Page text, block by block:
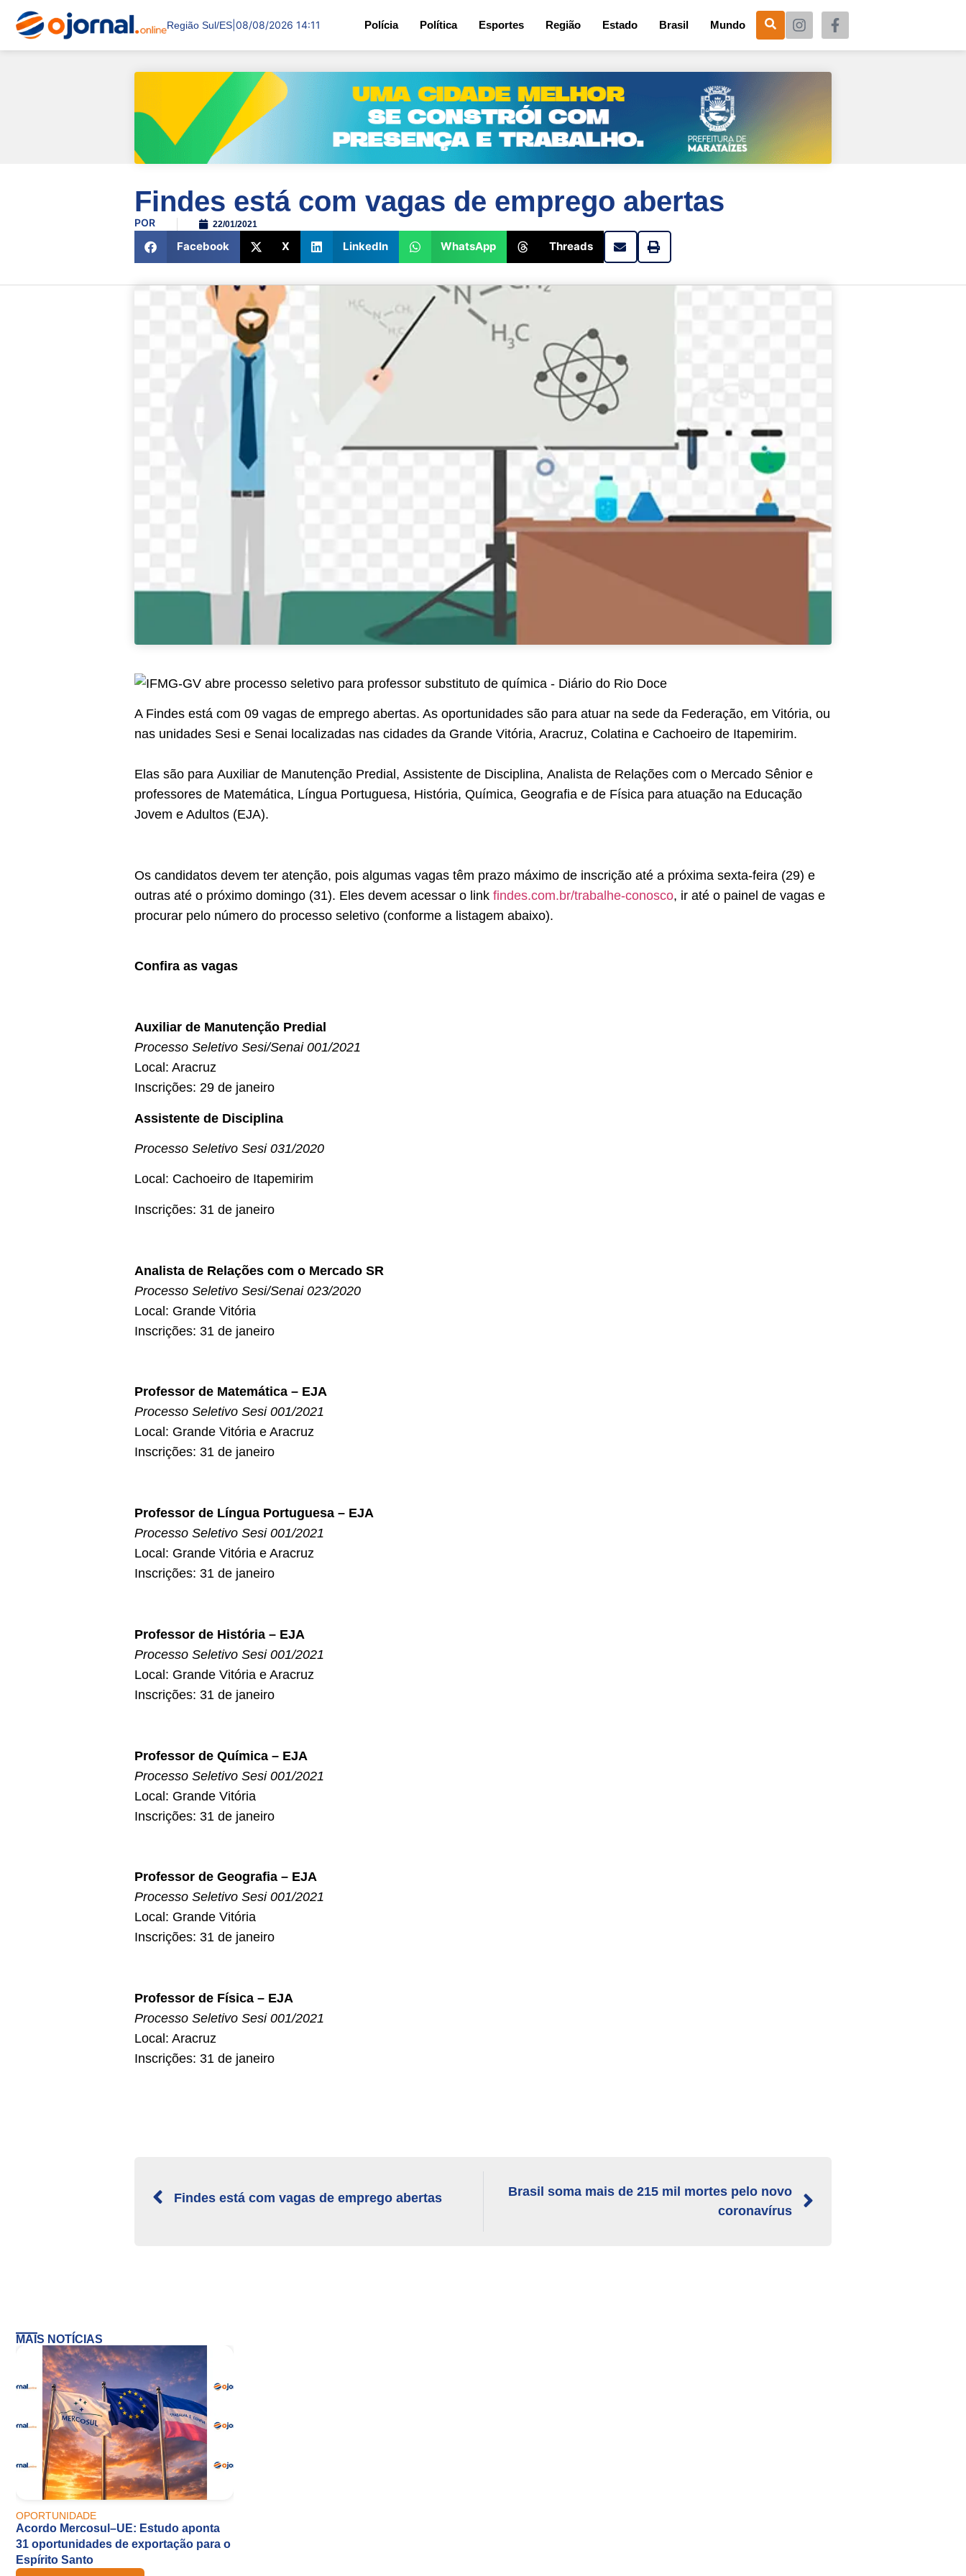
Região Sul/ES 08/08/2026 14:11 Polícia Política Esportes Região Estado Brasil Mundo
Findes está com vagas de emprego abertas
POR 22/01/2021
Facebook X LinkedIn WhatsApp Threads
A Findes está com 09 vagas de emprego abertas. As oportunidades são para atuar na sede da Federação, em Vitória, ou
nas unidades Sesi e Senai localizadas nas cidades da Grande Vitória, Aracruz, Colatina e Cachoeiro de Itapemirim.
Elas são para Auxiliar de Manutenção Predial, Assistente de Disciplina, Analista de Relações com o Mercado Sênior e
professores de Matemática, Língua Portuguesa, História, Química, Geografia e de Física para atuação na Educação
Jovem e Adultos (EJA).
Os candidatos devem ter atenção, pois algumas vagas têm prazo máximo de inscrição até a próxima sexta-feira (29) e
outras até o próximo domingo (31). Eles devem acessar o link findes.com.br/trabalhe-conosco, ir até o painel de vagas e
procurar pelo número do processo seletivo (conforme a listagem abaixo).
Confira as vagas
Auxiliar de Manutenção Predial
Processo Seletivo Sesi/Senai 001/2021
Local: Aracruz
Inscrições: 29 de janeiro
Assistente de Disciplina
Processo Seletivo Sesi 031/2020
Local: Cachoeiro de Itapemirim
Inscrições: 31 de janeiro
Analista de Relações com o Mercado SR
Processo Seletivo Sesi/Senai 023/2020
Local: Grande Vitória
Inscrições: 31 de janeiro
Professor de Matemática – EJA
Processo Seletivo Sesi 001/2021
Local: Grande Vitória e Aracruz
Inscrições: 31 de janeiro
Professor de Língua Portuguesa – EJA
Processo Seletivo Sesi 001/2021
Local: Grande Vitória e Aracruz
Inscrições: 31 de janeiro
Professor de História – EJA
Processo Seletivo Sesi 001/2021
Local: Grande Vitória e Aracruz
Inscrições: 31 de janeiro
Professor de Química – EJA
Processo Seletivo Sesi 001/2021
Local: Grande Vitória
Inscrições: 31 de janeiro
Professor de Geografia – EJA
Processo Seletivo Sesi 001/2021
Local: Grande Vitória
Inscrições: 31 de janeiro
Professor de Física – EJA
Processo Seletivo Sesi 001/2021
Local: Aracruz
Inscrições: 31 de janeiro
Findes está com vagas de emprego abertas
Brasil soma mais de 215 mil mortes pelo novo
coronavírus
MAIS NOTÍCIAS
OPORTUNIDADE
Acordo Mercosul–UE: Estudo aponta
31 oportunidades de exportação para o
Espírito Santo